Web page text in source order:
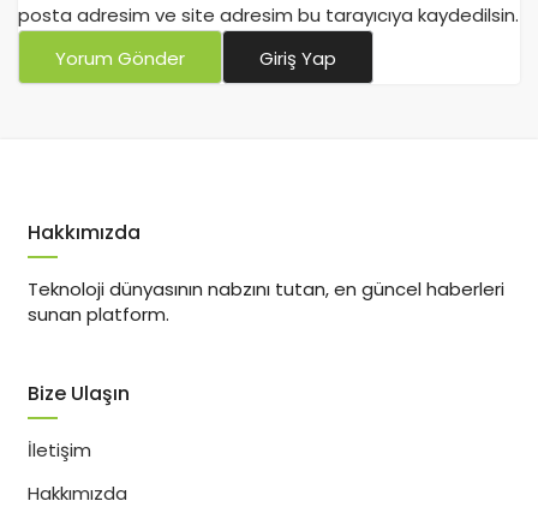
posta adresim ve site adresim bu tarayıcıya kaydedilsin.
Yorum Gönder
Giriş Yap
Hakkımızda
Teknoloji dünyasının nabzını tutan, en güncel haberleri
sunan platform.
Bize Ulaşın
İletişim
Hakkımızda